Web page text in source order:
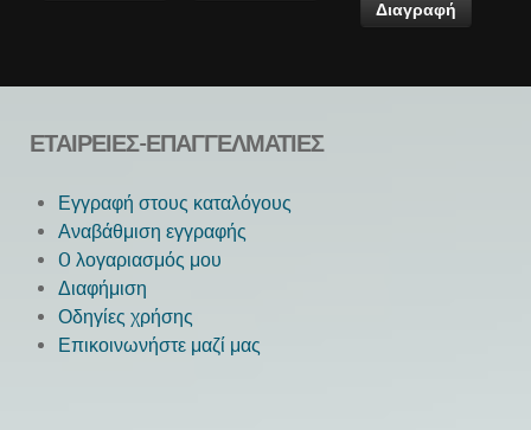
ΕΤΑΙΡΕΊΕΣ-ΕΠΑΓΓΕΛΜΑΤΊΕΣ
Εγγραφή στους καταλόγους
Αναβάθμιση εγγραφής
O λογαριασμός μου
Διαφήμιση
Οδηγίες χρήσης
Επικοινωνήστε μαζί μας